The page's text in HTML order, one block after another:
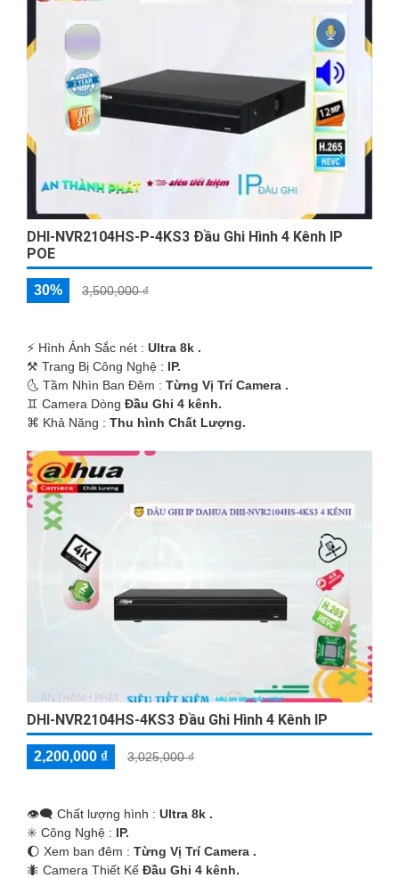
DHI-NVR2104HS-P-4KS3 Đầu Ghi Hình 4 Kênh IP
POE
30% 3,500,000 ₫
️⚡ Hình Ảnh Sắc nét : Ultra 8k .
⚒ Trang Bị Công Nghệ : IP.
🌜 Tầm Nhìn Ban Đêm : Từng Vị Trí Camera .
♊ Camera Dòng Đầu Ghi 4 kênh.
️⌘ Khả Năng : Thu hình Chất Lượng.
DHI-NVR2104HS-4KS3 Đầu Ghi Hình 4 Kênh IP
2,200,000 ₫ 3,025,000 ₫
👁️‍🗨 Chất lượng hình : Ultra 8k .
✳️ Công Nghệ : IP.
🌔 Xem ban đêm : Từng Vị Trí Camera .
🐜 Camera Thiết Kế Đầu Ghi 4 kênh.